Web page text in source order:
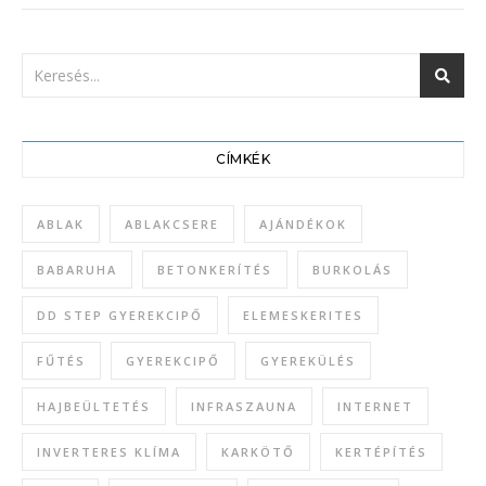
CÍMKÉK
ABLAK ABLAKCSERE AJÁNDÉKOK
BABARUHA BETONKERÍTÉS BURKOLÁS
DD STEP GYEREKCIPŐ ELEMESKERITES
FŰTÉS GYEREKCIPŐ GYEREKÜLÉS
HAJBEÜLTETÉS INFRASZAUNA INTERNET
INVERTERES KLÍMA KARKÖTŐ KERTÉPÍTÉS